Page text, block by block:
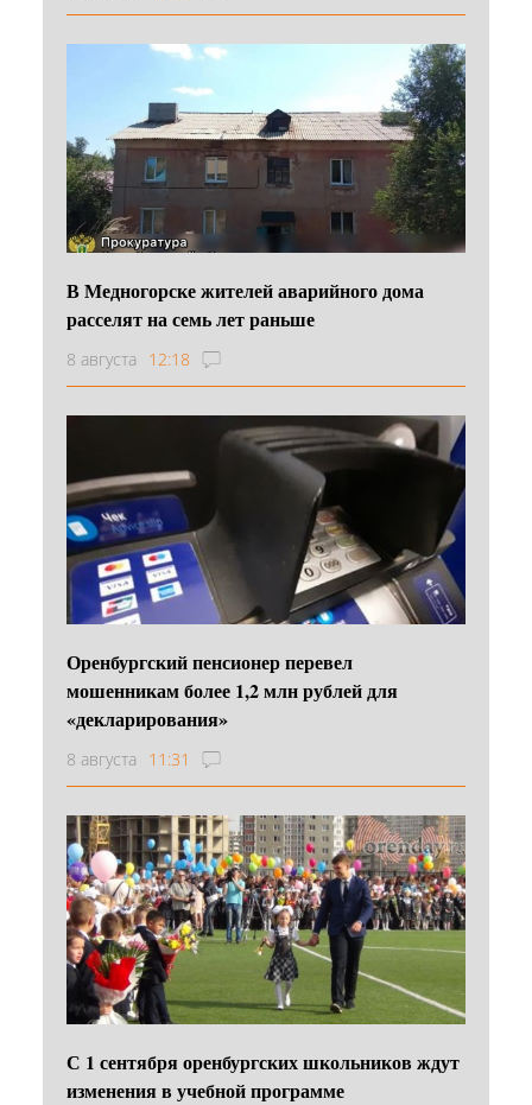
В Медногорске жителей аварийного дома
расселят на семь лет раньше
8 августа 12:18
Оренбургский пенсионер перевел
мошенникам более 1,2 млн рублей для
«декларирования»
8 августа 11:31
С 1 сентября оренбургских школьников ждут
изменения в учебной программе